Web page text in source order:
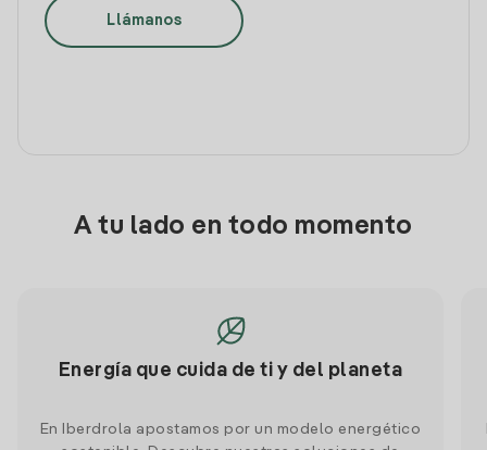
Llámanos
A tu lado en todo momento
Energía que cuida de ti y del planeta
En Iberdrola apostamos por un modelo energético